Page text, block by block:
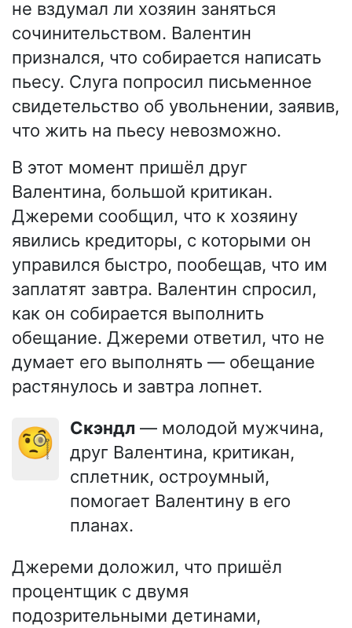
не вздумал ли хозяин заняться
сочинительством. Валентин
признался, что собирается написать
пьесу. Слуга попросил письменное
свидетельство об увольнении, заявив,
что жить на пьесу невозможно.
В этот момент пришёл друг
Валентина, большой критикан.
Джереми сообщил, что к хозяину
явились кредиторы, с которыми он
управился быстро, пообещав, что им
заплатят завтра. Валентин спросил,
как он собирается выполнить
обещание. Джереми ответил, что не
думает его выполнять — обещание
растянулось и завтра лопнет.
🧐 Скэндл — молодой мужчина,
друг Валентина, критикан,
сплетник, остроумный,
помогает Валентину в его
планах.
Джереми доложил, что пришёл
процентщик с двумя
подозрительными детинами,